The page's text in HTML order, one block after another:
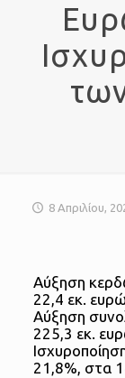
8 Απριλίου,
Αύξηση
22,4 εκ.
Αύξηση
225,3 εκ.
21,8%, στα